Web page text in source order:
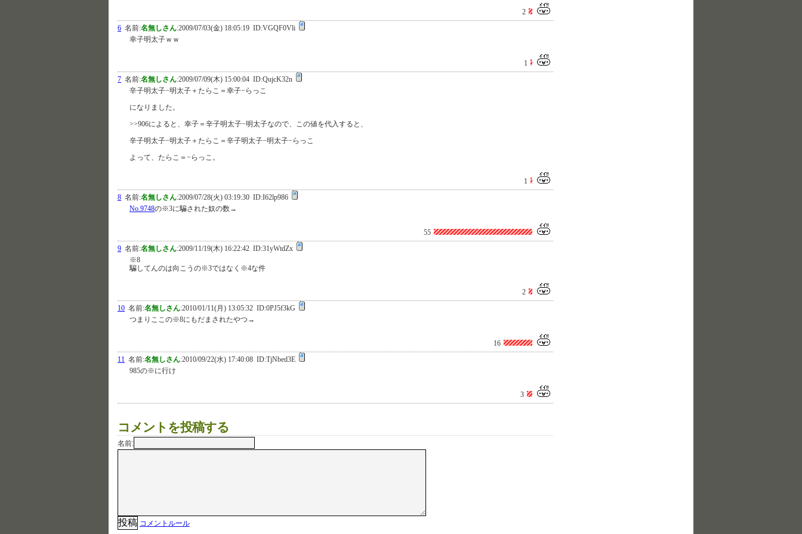
2
6 名前:名無しさん:2009/07/03(金) 18:05:19 ID:VGQF0Vli
幸子明太子ｗｗ
1
7 名前:名無しさん:2009/07/09(木) 15:00:04 ID:QujcK32n
辛子明太子−明太子＋たらこ＝幸子−らっこ
になりました。
>>906によると、幸子＝辛子明太子−明太子なので、この値を代入すると、
辛子明太子−明太子＋たらこ＝辛子明太子−明太子−らっこ
よって、たらこ＝−らっこ。
1
8 名前:名無しさん:2009/07/28(火) 03:19:30 ID:I62lp986
No.9748の※3に騙された奴の数→
55
9 名前:名無しさん:2009/11/19(木) 16:22:42 ID:31yWtdZx
※8
騙してんのは向こうの※3ではなく※4な件
2
10 名前:名無しさん:2010/01/11(月) 13:05:32 ID:0PJ5f3kG
つまりここの※8にもだまされたやつ→
16
11 名前:名無しさん:2010/09/22(水) 17:40:08 ID:TjNbed3E
985の※に行け
3
コメントを投稿する
名前:
コメントルール